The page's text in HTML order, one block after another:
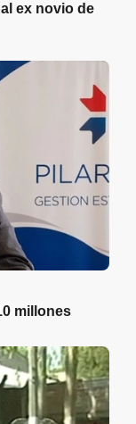
ex novio de
millones